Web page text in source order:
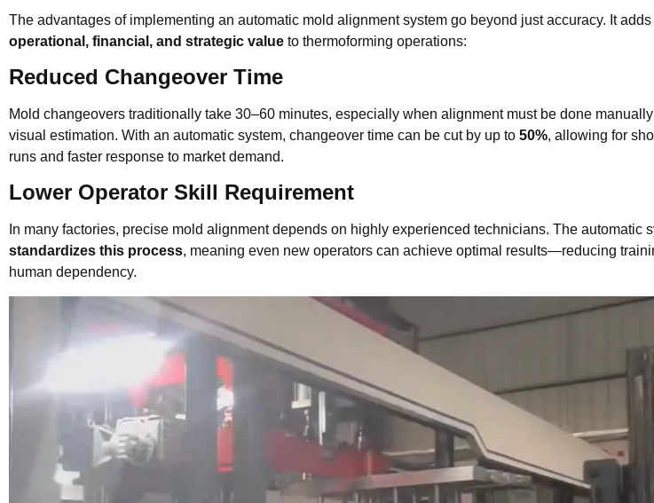
The advantages of implementing an automatic mold alignment system go beyond just accuracy. It adds
operational, financial, and strategic value to thermoforming operations:
Reduced Changeover Time
Mold changeovers traditionally take 30–60 minutes, especially when alignment must be done
visual estimation. With an automatic system, changeover time can be cut by up to 50%, allowing for
runs and faster response to market demand.
Lower Operator Skill Requirement
In many factories, precise mold alignment depends on highly experienced technicians. The automatic
standardizes this process, meaning even new operators can achieve optimal results—reducing
human dependency.